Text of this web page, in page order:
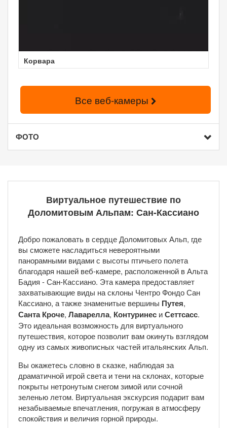
Корвара
Все веб-камеры
ФОТО
Виртуальное путешествие по
Доломитовым Альпам: Сан-Кассиано
Добро пожаловать в сердце Доломитовых Альп, где
вы сможете насладиться невероятными
панорамными видами с высоты птичьего полета
благодаря нашей веб-камере, расположенной в Альта
Бадия - Сан-Кассиано. Эта камера предоставляет
захватывающие виды на склоны Чентро Фондо Сан
Кассиано, а также знаменитые вершины Путея,
Санта Кроче, Лаварелла, Контуринес иСеттсасс.
Это идеальная возможность для виртуального
путешествия, которое позволит вам окинуть взглядом
одну из самых живописных частей итальянских Альп.
Вы окажетесь словно в сказке, наблюдая за
драматичной игрой света и тени на склонах, которые
покрыты нетронутым снегом зимой или сочной
зеленью летом. Виртуальная экскурсия подарит вам
незабываемые впечатления, погружая в атмосферу
спокойствия и величия горной природы.